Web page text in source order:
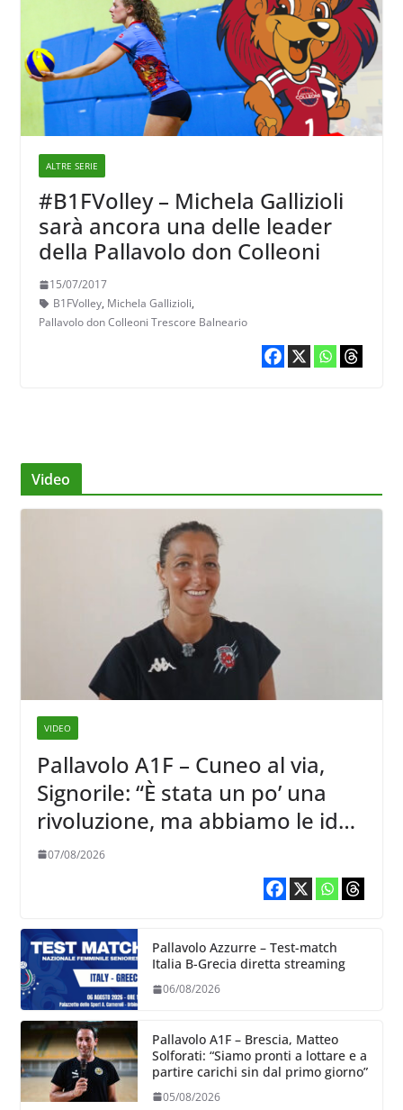
ALTRE SERIE
#B1FVolley – Michela Gallizioli
sarà ancora una delle leader
della Pallavolo don Colleoni
15/07/2017
B1FVolley, Michela Gallizioli,
Pallavolo don Colleoni Trescore Balneario
Video
VIDEO
Pallavolo A1F – Cuneo al via,
Signorile: “È stata un po’ una
rivoluzione, ma abbiamo le idee
chiare siu cosa vogliamo fare”
07/08/2026
Pallavolo Azzurre – Test-match
Italia B-Grecia diretta streaming
06/08/2026
Pallavolo A1F – Brescia, Matteo
Solforati: “Siamo pronti a lottare e a
partire carichi sin dal primo giorno”
05/08/2026